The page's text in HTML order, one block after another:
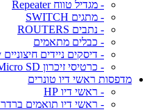
- מגדיל טווח Repeater
- מתגים SWITCH
- נתבים ROUTERS
- כבלים מתאמים
- דיסקים ניידים חיצוניים Disk on key
- כרטיסי זיכרון Micro SD
מדפסות ראשי דיו טונרים
- ראשי דיו HP
- ראשי דיו תואמים ברדר BROTHER